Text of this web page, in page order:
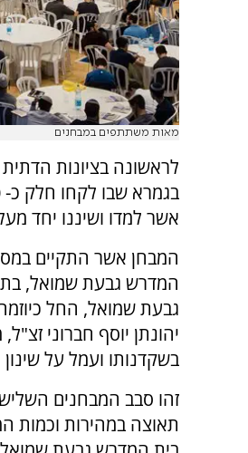
מאות משתתפים במבחנים
לראשונה בציונות
אשר למדו ושיננו יחד מעל ל- 20,000
המבחן אשר התקיים
המדרש גבעת שמואל,
גבעת שמואל, החל
יהונתן יוסף חברוני
בשקדנותו ועמל על שינון
זהו סבב המבחנים
תאוצה במהירות וכמות